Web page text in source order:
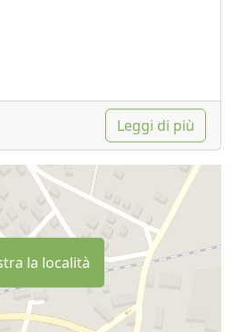
Leggi di più
la località